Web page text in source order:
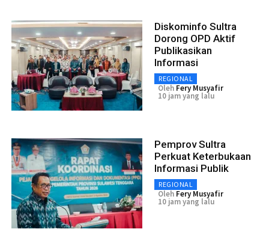
Diskominfo Sultra
Dorong OPD Aktif
Publikasikan
Informasi
REGIONAL
Oleh Fery Musyafir
10 jam yang lalu
Pemprov Sultra
Perkuat Keterbukaan
Informasi Publik
REGIONAL
Oleh Fery Musyafir
10 jam yang lalu